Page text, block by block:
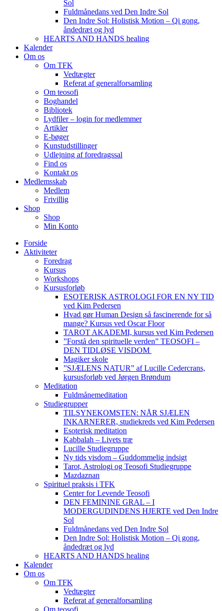
Sol
Fuldmånedans ved Den Indre Sol
Den Indre Sol: Holistisk Motion – Qi gong,
åndedræt og lyd
HEARTS AND HANDS healing
Kalender
Om os
Om TFK
Vedtægter
Referat af generalforsamling
Om teosofi
Boghandel
Bibliotek
Lydfiler – login for medlemmer
Artikler
E-bøger
Kunstudstillinger
Udlejning af foredragssal
Find os
Kontakt os
Medlemsskab
Medlem
Frivillig
Shop
Shop
Min Konto
Forside
Aktiviteter
Foredrag
Kursus
Workshops
Kursusforløb
ESOTERISK ASTROLOGI FOR EN NY TID
ved Kim Pedersen
Hvad gør Human Design så fascinerende for så
mange? Kursus ved Oscar Floor
TAROT AKADEMI, kursus ved Kim Pedersen
”Forstå den spirituelle verden” TEOSOFI –
DEN TIDLØSE VISDOM
Magiker skole
”SJÆLENS NATUR” af Lucille Cedercrans,
kursusforløb ved Jørgen Brøndum
Meditation
Fuldmånemeditation
Studiegrupper
TILSYNEKOMSTEN: NÅR SJÆLEN
INKARNERER, studiekreds ved Kim Pedersen
Esoterisk meditation
Kabbalah – Livets træ
Lucille Studiegruppe
Ny tids visdom – Guddommelig indsigt
Tarot, Astrologi og Teosofi Studiegruppe
Mazdaznan
Spirituel praksis i TFK
Center for Levende Teosofi
DEN FEMININE GRAL – I
MODERGUDINDENS HJERTE ved Den Indre
Sol
Fuldmånedans ved Den Indre Sol
Den Indre Sol: Holistisk Motion – Qi gong,
åndedræt og lyd
HEARTS AND HANDS healing
Kalender
Om os
Om TFK
Vedtægter
Referat af generalforsamling
Om teosofi